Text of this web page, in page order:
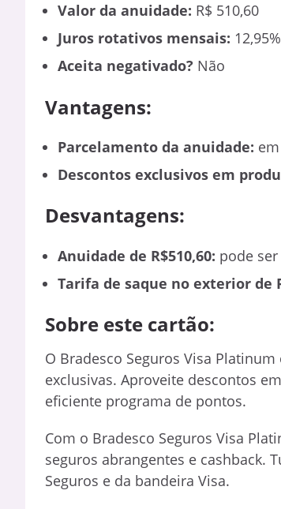
Valor da anuidade: R$ 510,60
Juros rotativos mensais: 12,95%
Aceita negativado? Não
Vantagens:
Parcelamento da anuidade:
Descontos exclusivos em
Desvantagens:
Anuidade de R$510,60: pode
Tarifa de saque no exterior de
Sobre este cartão:
O Bradesco Seguros Visa
exclusivas. Aproveite descontos
eficiente programa de pontos.
Com o Bradesco Seguros Visa
seguros abrangentes e cashback.
Seguros e da bandeira Visa.